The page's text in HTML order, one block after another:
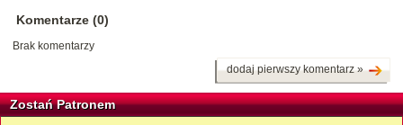
Komentarze (0)
Brak komentarzy
dodaj pierwszy komentarz »
Zostań Patronem